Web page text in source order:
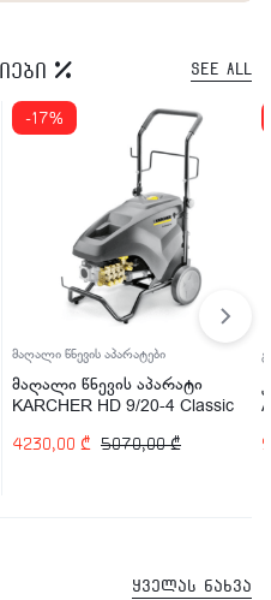
See All
-17%
მაღალი წნევის აპარატები
მაღალი წნევის აპარატი
KARCHER HD 9/20-4 Classic
5070,00₾
4230,00 ₾
ყველას ნახვა